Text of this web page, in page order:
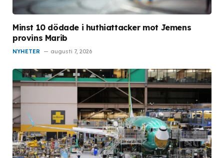
Minst 10 dödade i huthiattacker mot Jemens
provins Marib
NYHETER augusti 7, 2026